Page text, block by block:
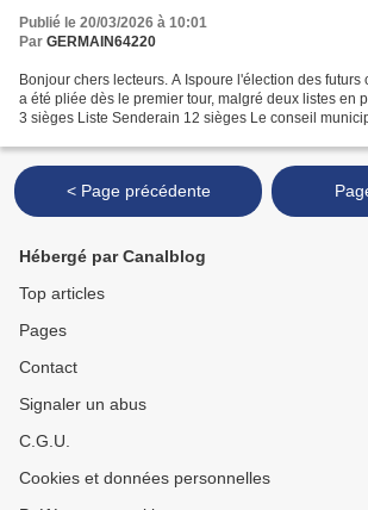
Publié le 20/03/2026 à 10:01
Par GERMAIN64220
Bonjour chers lecteurs. A Ispoure l'élection des
a été pliée dès le premier tour, malgré deux listes en
3 sièges Liste Senderain 12 sièges Le conseil
< Page précédente
Hébergé par Canalblog
Top articles
Pages
Contact
Signaler un abus
C.G.U.
Cookies et données personnelles